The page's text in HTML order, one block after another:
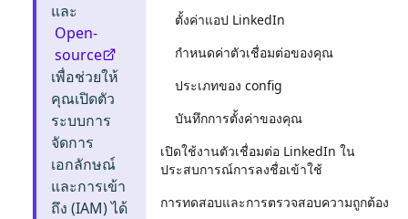
และ
Open-
source
เพื่อช่วยให้
คุณเปิดตัว
ระบบการ
จัดการ
เอกลักษณ์
และการเข้า
ถึง (IAM) ได้
ตั้งค่าแอป LinkedIn
กำหนดค่าตัวเชื่อมต่อของคุณ
ประเภทของ config
บันทึกการตั้งค่าของคุณ
เปิดใช้งานตัวเชื่อมต่อ LinkedIn ใน
ประสบการณ์การลงชื่อเข้าใช้
การทดสอบและการตรวจสอบความถูกต้อง